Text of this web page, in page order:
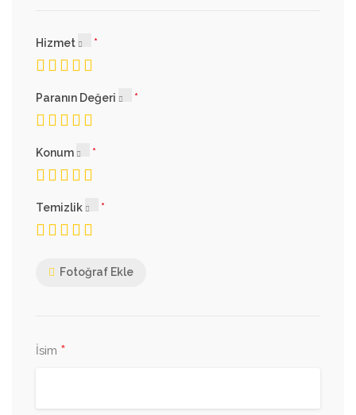
Hizmet
Paranın Değeri
Konum
Temizlik
Fotoğraf Ekle
İsim *